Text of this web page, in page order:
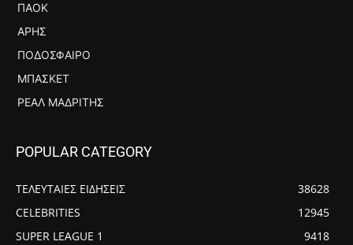
ΠΑΟΚ
ΆΡΗΣ
ΠΟΔΌΣΦΑΙΡΟ
ΜΠΆΣΚΕΤ
ΡΕΆΛ ΜΑΔΡΊΤΗΣ
POPULAR CATEGORY
ΤΕΛΕΥΤΑΙΕΣ ΕΙΔΗΣΕΙΣ
38628
CELEBRITIES
12945
SUPER LEAGUE 1
9418